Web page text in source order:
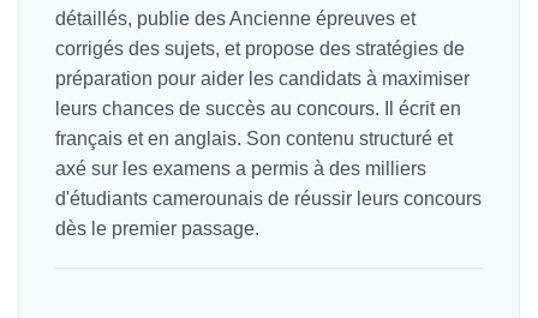
détaillés, publie des Ancienne épreuves et
corrigés des sujets, et propose des stratégies de
préparation pour aider les candidats à maximiser
leurs chances de succès au concours. Il écrit en
français et en anglais. Son contenu structuré et
axé sur les examens a permis à des milliers
d'étudiants camerounais de réussir leurs concours
dès le premier passage.